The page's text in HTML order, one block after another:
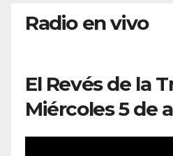
Radio en vivo
El Revés de la
Miércoles 5 de